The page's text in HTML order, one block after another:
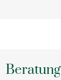
Beratung